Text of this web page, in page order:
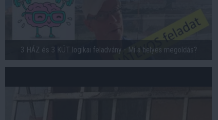
3 HÁZ és 3 KÚT logikai feladvány - Mi a helyes megoldás?